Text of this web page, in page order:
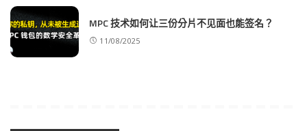
MPC 技术如何让三份分片不见面也能签名？
11/08/2025